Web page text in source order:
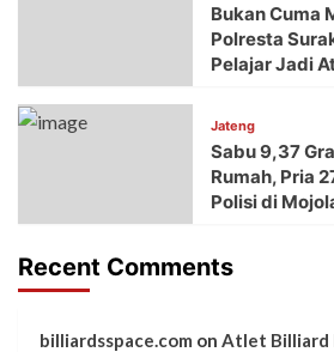
Bukan Cuma
Polresta
Pelajar Jadi
Jateng
Sabu 9,37
Rumah, Pria
Polisi di
Recent Comments
billiardsspace.com on Atlet Billiard